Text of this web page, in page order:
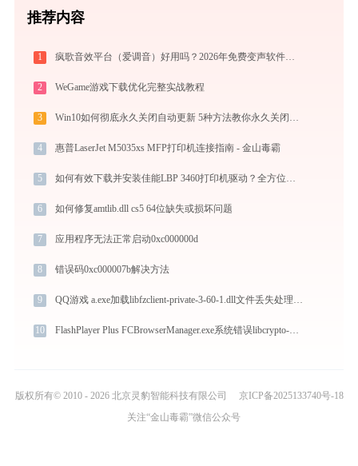
推荐内容
1 疯歌音效平台（爱调音）好用吗？2026年免费变声软件下载与功能详解
2 WeGame游戏下载优化完整实战教程
3 Win10如何彻底永久关闭自动更新 5种方法教你永久关闭win10自动更新
4 惠普LaserJet M5035xs MFP打印机连接指南 - 金山毒霸
5 如何有效下载并安装佳能LBP 3460打印机驱动？全方位指导手册
6 如何修复amtlib.dll cs5 64位缺失或损坏问题
7 应用程序无法正常启动0xc000000d
8 错误码0xc000007b解决方法
9 QQ游戏 a.exe加载libfzclient-private-3-60-1.dll文件丢失处理办法
10 FlashPlayer Plus FCBrowserManager.exe系统错误libcrypto-1_1.dll丢失如何解决
版权所有© 2010 - 2026 北京灵豹智能科技有限公司
京ICP备2025133740号-18
关注“金山毒霸”微信公众号